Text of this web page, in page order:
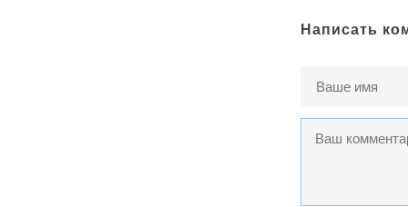
Написать